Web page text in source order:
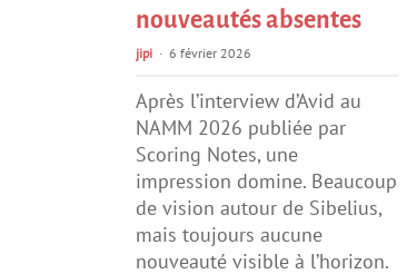
nouveautés absentes
jipi 6 février 2026
Après l’interview d’Avid au
NAMM 2026 publiée par
Scoring Notes, une
impression domine. Beaucoup
de vision autour de Sibelius,
mais toujours aucune
nouveauté visible à l’horizon.